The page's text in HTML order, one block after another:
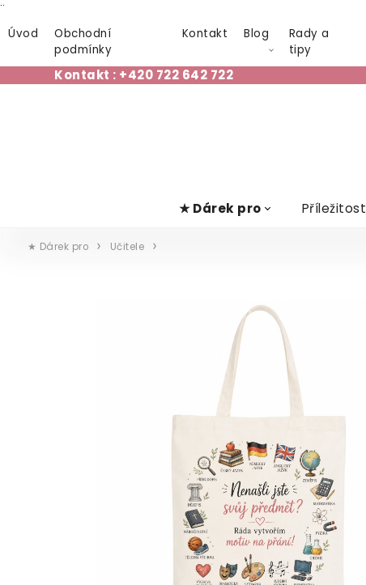
¨
Úvod
Obchodní
podmínky
Kontakt Blog
Rady a
tipy
Kontakt : +420 722 642 722
★ Dárek pro Příležitost
★ Dárek pro Učitele